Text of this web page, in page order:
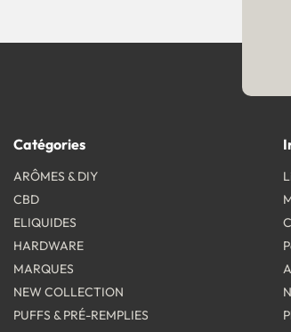
Catégories
ARÔMES & DIY
CBD
ELIQUIDES
HARDWARE
MARQUES
NEW COLLECTION
PUFFS & PRÉ-REMPLIES